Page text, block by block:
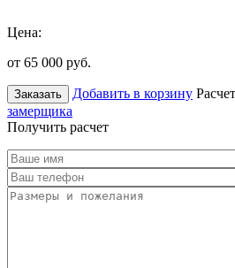
Цена:
от 65 000 руб.
Заказать Добавить в корзину
замерщика
Получить расчет